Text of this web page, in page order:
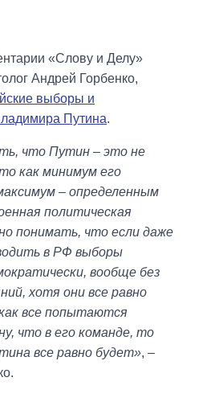
«Слову и Делу»
Андрей Горбенко,
выборы и
Путина.
что Путин – это не
как минимум его
– определенным
политическая
понимать, что если даже
в РФ выборы
вообще без
хотя они все равно
все попытаются
что в его команде, то
все равно будет», –